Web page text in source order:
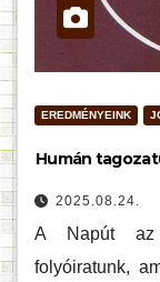
EREDMÉNYEINK
Humán
2025.08.24.
A Napút az
folyóiratunk,